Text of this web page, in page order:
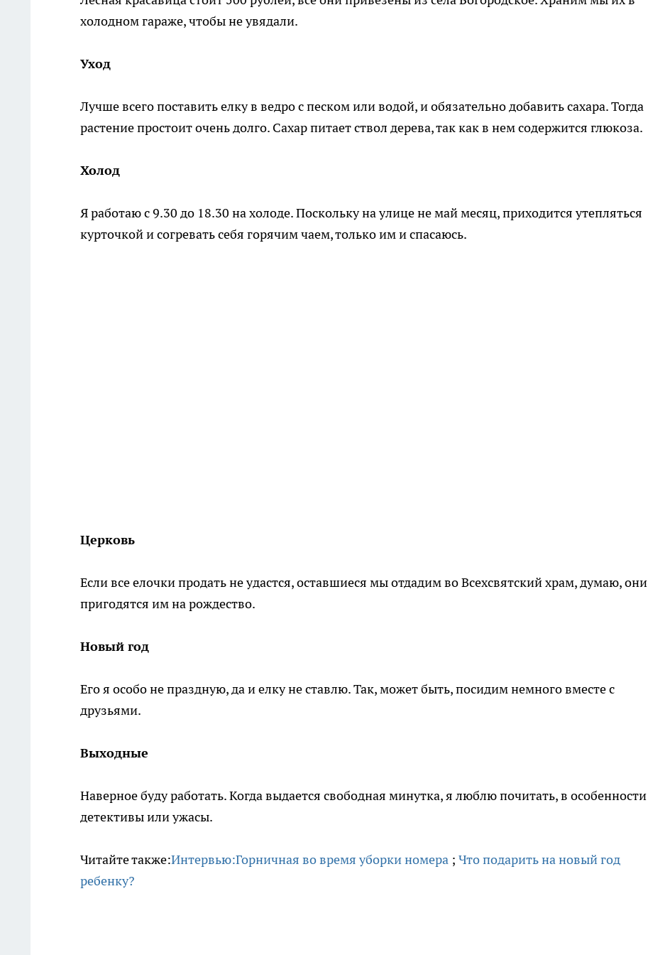
холодном гараже, чтобы не увядали.
Уход
Лучше всего поставить елку в ведро с песком или водой, и обязательно добавить сахара. Тогда
растение простоит очень долго. Сахар питает ствол дерева, так как в нем содержится глюкоза.
Холод
Я работаю с 9.30 до 18.30 на холоде. Поскольку на улице не май месяц, приходится утепляться
курточкой и согревать себя горячим чаем, только им и спасаюсь.
Церковь
Если все елочки продать не удастся, оставшиеся мы отдадим во Всехсвятский храм, думаю, они
пригодятся им на рождество.
Новый год
Его я особо не праздную, да и елку не ставлю. Так, может быть, посидим немного вместе с
друзьями.
Выходные
Наверное буду работать. Когда выдается свободная минутка, я люблю почитать, в особенности
детективы или ужасы.
Читайте также:Интервью:Горничная во время уборки номера ; Что подарить на новый год
ребенку?